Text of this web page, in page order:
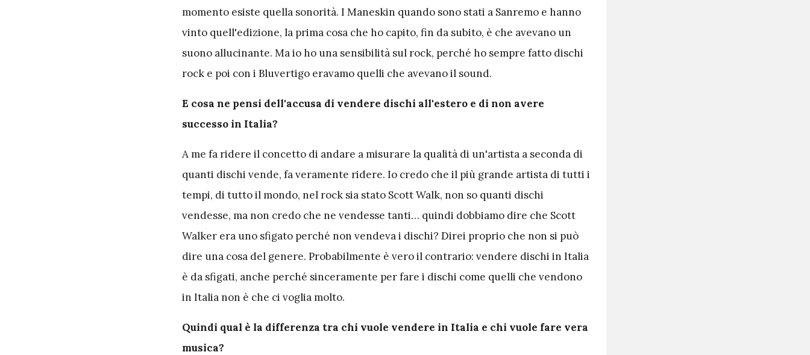
momento esiste quella sonorità. I Maneskin quando sono stati a Sanremo e hanno
vinto quell'edizione, la prima cosa che ho capito, fin da subito, è che avevano un
suono allucinante. Ma io ho una sensibilità sul rock, perché ho sempre fatto dischi
rock e poi con i Bluvertigo eravamo quelli che avevano il sound.
E cosa ne pensi dell'accusa di vendere dischi all'estero e di non avere
successo in Italia?
A me fa ridere il concetto di andare a misurare la qualità di un'artista a seconda di
quanti dischi vende, fa veramente ridere. Io credo che il più grande artista di tutti i
tempi, di tutto il mondo, nel rock sia stato Scott Walk, non so quanti dischi
vendesse, ma non credo che ne vendesse tanti… quindi dobbiamo dire che Scott
Walker era uno sfigato perché non vendeva i dischi? Direi proprio che non si può
dire una cosa del genere. Probabilmente è vero il contrario: vendere dischi in Italia
è da sfigati, anche perché sinceramente per fare i dischi come quelli che vendono
in Italia non è che ci voglia molto.
Quindi qual è la differenza tra chi vuole vendere in Italia e chi vuole fare vera
musica?